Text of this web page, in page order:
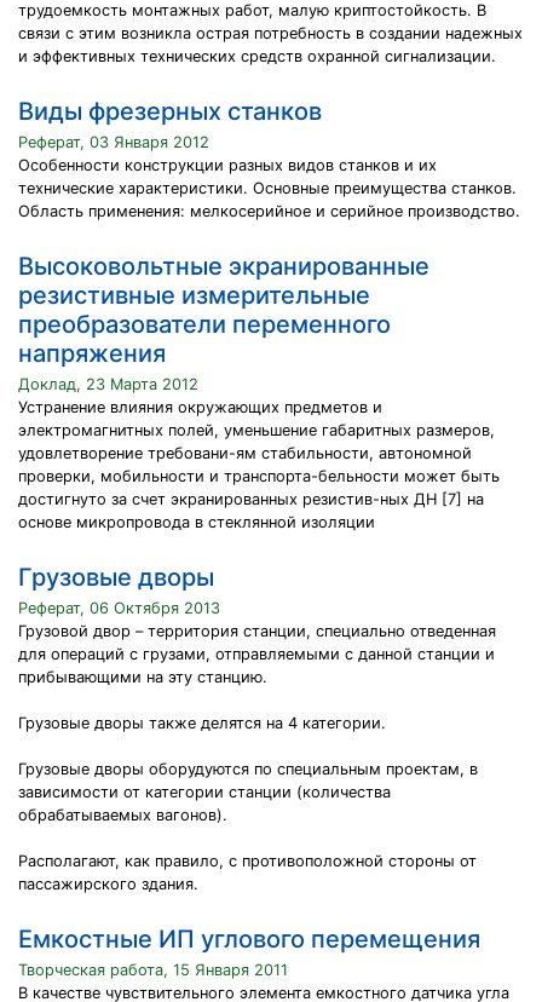
трудоемкость монтажных работ, малую криптостойкость. В
связи с этим возникла острая потребность в создании надежных
и эффективных технических средств охранной сигнализации.
Виды фрезерных станков
Реферат, 03 Января 2012
Особенности конструкции разных видов станков и их
технические характеристики. Основные преимущества станков.
Область применения: мелкосерийное и серийное производство.
Высоковольтные экранированные
резистивные измерительные
преобразователи переменного
напряжения
Доклад, 23 Марта 2012
Устранение влияния окружающих предметов и
электромагнитных полей, уменьшение габаритных размеров,
удовлетворение требовани-ям стабильности, автономной
проверки, мобильности и транспорта-бельности может быть
достигнуто за счет экранированных резистив-ных ДН [7] на
основе микропровода в стеклянной изоляции
Грузовые дворы
Реферат, 06 Октября 2013
Грузовой двор – территория станции, специально отведенная
для операций с грузами, отправляемыми с данной станции и
прибывающими на эту станцию.
Грузовые дворы также делятся на 4 категории.
Грузовые дворы оборудуются по специальным проектам, в
зависимости от категории станции (количества
обрабатываемых вагонов).
Располагают, как правило, с противоположной стороны от
пассажирского здания.
Емкостные ИП углового перемещения
Творческая работа, 15 Января 2011
В качестве чувствительного элемента емкостного датчика угла